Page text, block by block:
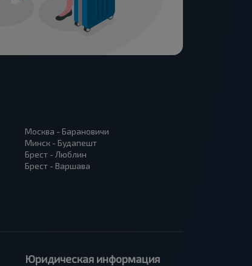
Москва - Барановичи
Минск - Будапешт
Брест - Люблин
Брест - Варшава
Юридическая информация